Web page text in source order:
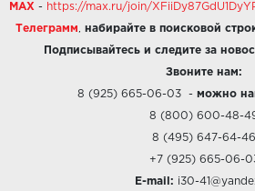
MAX - https://max.ru/join/
Телеграмм набирайте в поисковой
Подписывайтесь и следите за
Звоните нам:
8 (925) 665-06-03- можно
8 (800) 600-48-
8 (495) 647-64-46
+7 (925) 665-06-
E-mail: i30-